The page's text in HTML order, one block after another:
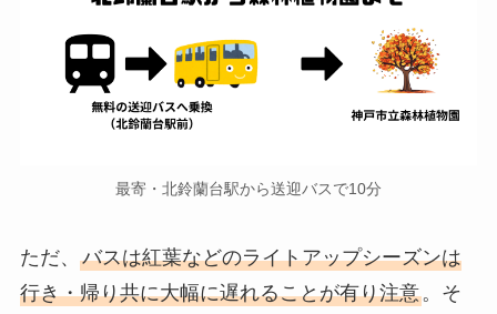
最寄・北鈴蘭台駅から送迎バスで10分
ただ、 バスは紅葉などのライトアップシーズンは
行き・帰り共に大幅に遅れることが有り注意。そ